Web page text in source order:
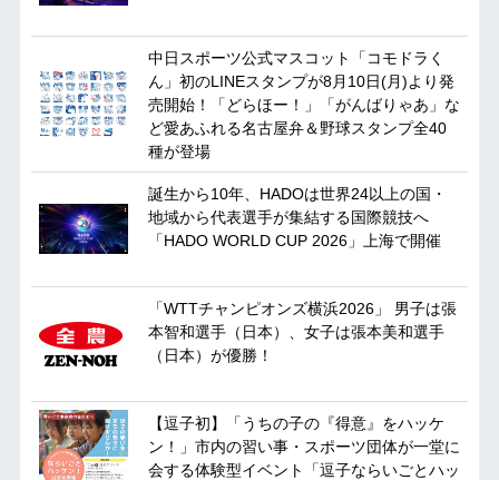
中日スポーツ公式マスコット「コモドラく
ん」初のLINEスタンプが8月10日(月)より発
売開始！「どらほー！」「がんばりゃあ」な
ど愛あふれる名古屋弁＆野球スタンプ全40
種が登場
誕生から10年、HADOは世界24以上の国・
地域から代表選手が集結する国際競技へ
「HADO WORLD CUP 2026」上海で開催
「WTTチャンピオンズ横浜2026」 男子は張
本智和選手（日本）、女子は張本美和選手
（日本）が優勝！
【逗子初】「うちの子の『得意』をハッケ
ン！」市内の習い事・スポーツ団体が一堂に
会する体験型イベント「逗子ならいごとハッ